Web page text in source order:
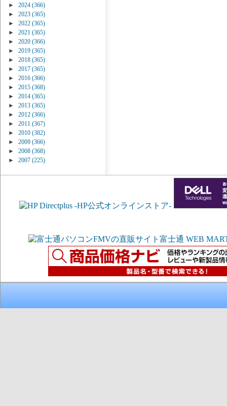
►
2024 (366)
►
2023 (365)
►
2022 (365)
►
2021 (365)
►
2020 (366)
►
2019 (365)
►
2018 (365)
►
2017 (365)
►
2016 (366)
►
2015 (368)
►
2014 (365)
►
2013 (365)
►
2012 (366)
►
2011 (367)
►
2010 (382)
►
2009 (366)
►
2008 (368)
►
2007 (225)